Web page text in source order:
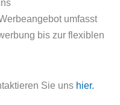
umfasst
bis zur flexiblen
Sie uns hier.